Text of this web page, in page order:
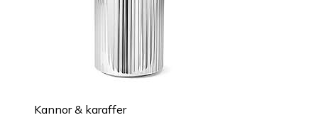
Kannor & karaffer